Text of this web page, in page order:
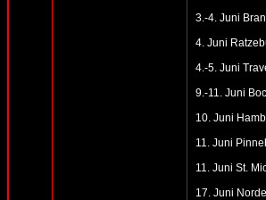
3.-4. Juni
4. Juni
4.-5. Juni
9.-11. Juni
10. Juni
11. Juni
11. Juni St.
17. Juni